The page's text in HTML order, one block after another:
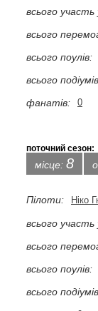
всього участь
всього
всього поулів:
всього
фанатів:
0
поточний сезон:
місце: 8
Пілоти: Ніко
всього участь
всього
всього поулів:
всього